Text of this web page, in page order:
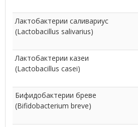
Лактобактерии саливариус
(Lactobacillus salivarius)
Лактобактерии казеи
(Lactobacillus casei)
Бифидобактерии бреве
(Bifidobacterium breve)